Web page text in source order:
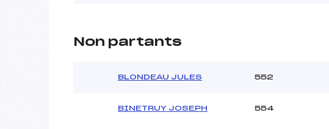
Non partants
BLONDEAU JULES 552
BINETRUY JOSEPH 554